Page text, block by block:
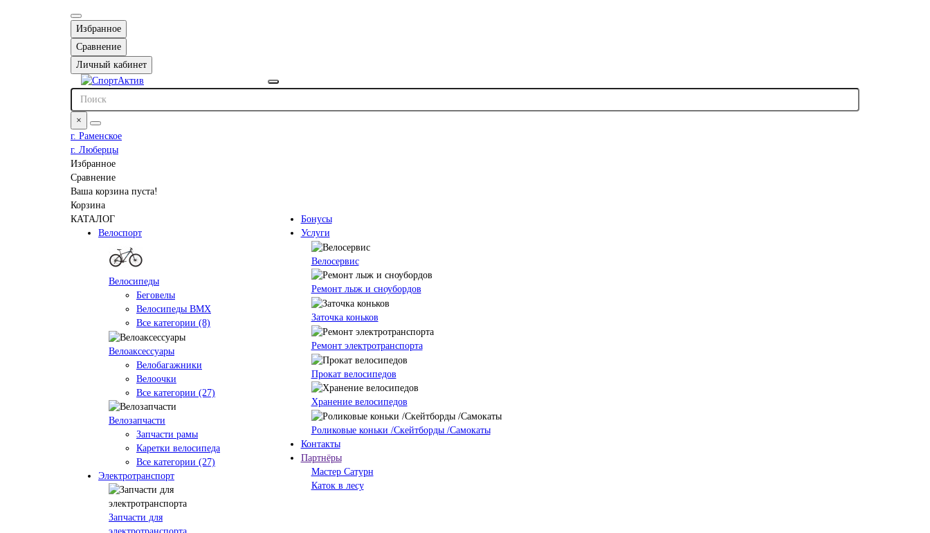
Избранное
Сравнение
Личный кабинет
×
г. Раменское
г. Люберцы
Избранное
Сравнение
Ваша корзина пуста!
Корзина
КАТАЛОГ
Велоспорт
Велосипеды
Беговелы
Велосипеды BMX
Все категории (8)
Велоаксессуары
Велобагажники
Велоочки
Все категории (27)
Велозапчасти
Запчасти рамы
Каретки велосипеда
Все категории (27)
Электротранспорт
Запчасти для
Бонусы
Услуги
Велосервис
Ремонт лыж и сноубордов
Заточка коньков
Ремонт электротранспорта
Прокат велосипедов
Хранение велосипедов
Роликовые коньки /Скейтборды /Самокаты
Контакты
Партнёры
Мастер Сатурн
Каток в лесу